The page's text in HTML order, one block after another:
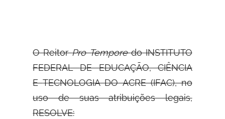
O ReitorPro Temporedo INSTITUTO
FEDERAL DE EDUCAÇÃO, CIÊNCIA
ETECNOLOGIA DO ACRE (IFAC), no
uso de suas atribuições legais,
RESOLVE: